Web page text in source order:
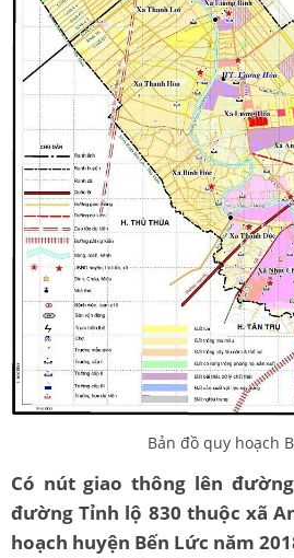
Bản đồ quy hoạch
Có nút giao thông lên
đường Tỉnh lộ 830 thuộc xã
hoạch huyện Bến Lức năm